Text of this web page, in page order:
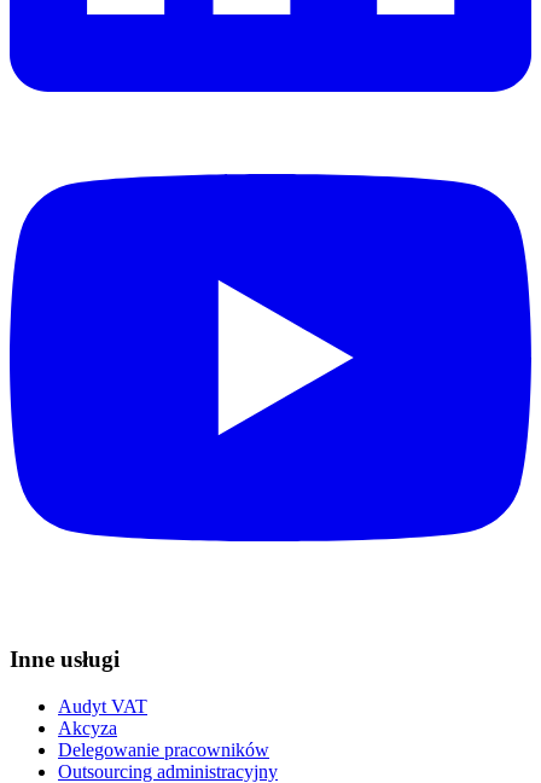
Inne usługi
Audyt VAT
Akcyza
Delegowanie pracowników
Outsourcing administracyjny